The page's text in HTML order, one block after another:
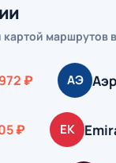
маршрутов
₽ АЭ
₽ EK